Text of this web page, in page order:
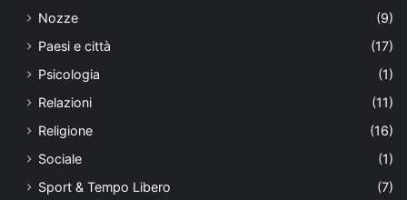
Nozze
(9)
Paesi e città
(17)
Psicologia
(1)
Relazioni
(11)
Religione
(16)
Sociale
(1)
Sport & Tempo Libero
(7)